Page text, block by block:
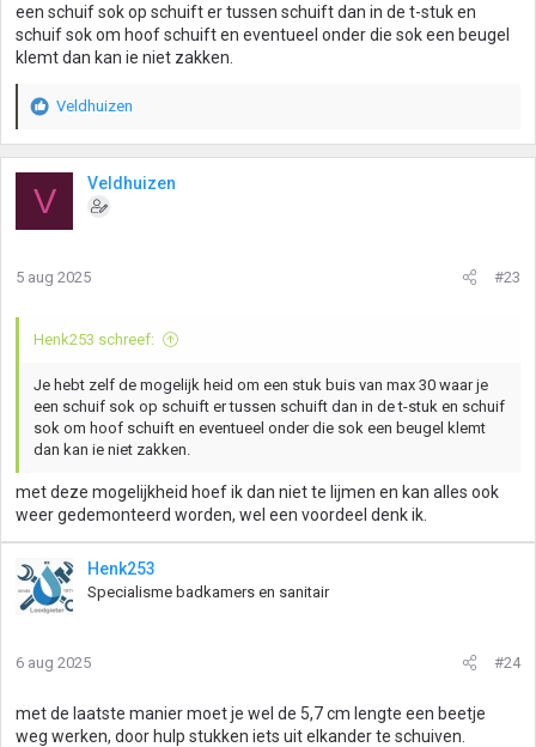
een schuif sok op schuift er tussen schuift dan in de t-stuk en
schuif sok om hoof schuift en eventueel onder die sok een beugel
klemt dan kan ie niet zakken.
W
a
d
n
e
Veldhuizen
V Veldhuizen
5 aug 2025 #23
Henk253 schreef:
Je hebt zelf de mogelijk heid om een stuk buis van max 30 waar je
een schuif sok op schuift er tussen schuift dan in de t-stuk en schuif
sok om hoof schuift en eventueel onder die sok een beugel klemt
dan kan ie niet zakken.
met deze mogelijkheid hoef ik dan niet te lijmen en kan alles ook
weer gedemonteerd worden, wel een voordeel denk ik.
Henk253
Specialisme badkamers en sanitair
6 aug 2025 #24
met de laatste manier moet je wel de 5,7 cm lengte een beetje
weg werken, door hulp stukken iets uit elkander te schuiven.